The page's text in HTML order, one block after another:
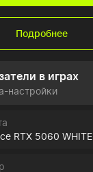
Подробнее
в играх
настройки
RTX 5060 WHITE